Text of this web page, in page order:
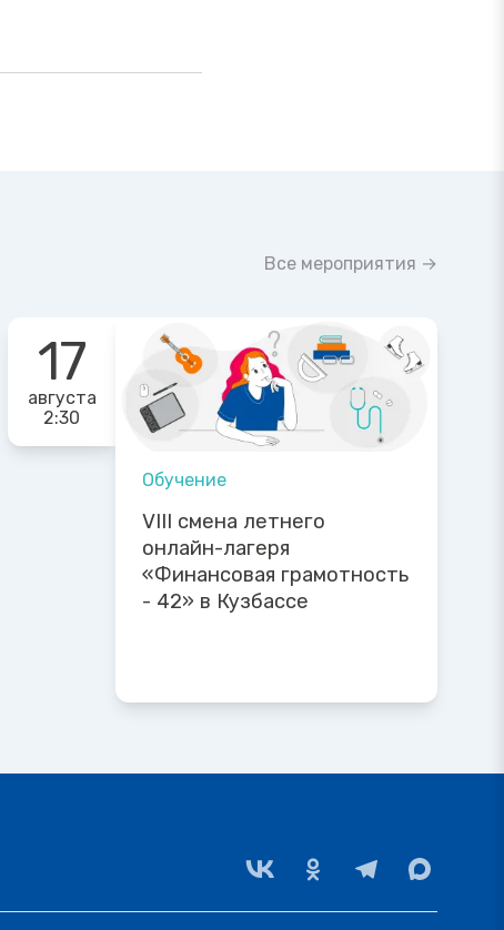
Все мероприятия →
17
августа
2:30
Обучение
VIII смена летнего
онлайн-лагеря
«Финансовая грамотность
- 42» в Кузбассе